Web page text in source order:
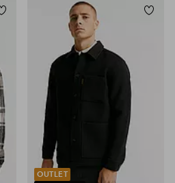
Lägg till i favoriter
OUTLET